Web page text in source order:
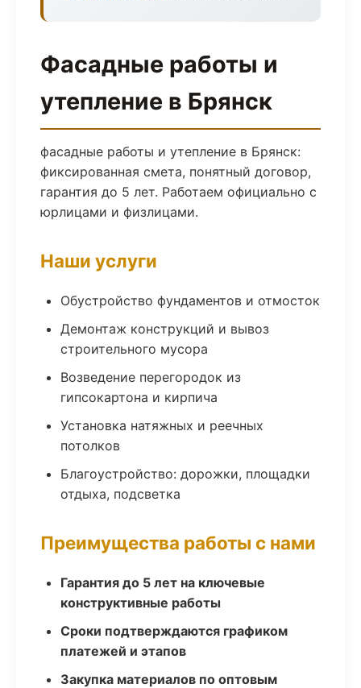
Фасадные работы и
утепление в Брянск
фасадные работы и утепление в Брянск:
фиксированная смета, понятный договор,
гарантия до 5 лет. Работаем официально с
юрлицами и физлицами.
Наши услуги
Обустройство фундаментов и отмосток
Демонтаж конструкций и вывоз
строительного мусора
Возведение перегородок из
гипсокартона и кирпича
Установка натяжных и реечных
потолков
Благоустройство: дорожки, площадки
отдыха, подсветка
Преимущества работы с нами
Гарантия до 5 лет на ключевые
конструктивные работы
Сроки подтверждаются графиком
платежей и этапов
Закупка материалов по оптовым